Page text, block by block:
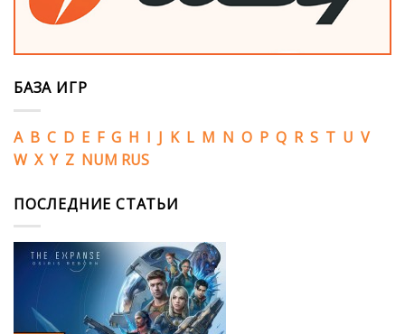
БАЗА ИГР
A B C D E F G H I J K L M N O P Q R S T U V
W X Y Z NUM RUS
ПОСЛЕДНИЕ СТАТЬИ